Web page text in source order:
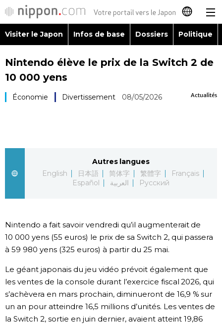
日本語
English
Русский
Visiter le Japon
Dossiers
Politique
Société
Culture
Gastronomie
Le japonais
Visiter le Japon Infos de base Dossiers Politique
Nintendo élève le prix de la Switch 2 de
10 000 yens
Actualités
Économie Divertissement 08/05/2026
Autres langues
English
日本語 简体字 繁體字
Français
Español
العربية Русский
Nintendo a fait savoir vendredi qu’il augmenterait de
10 000 yens (55 euros) le prix de sa Switch 2, qui passera
à 59 980 yens (325 euros) à partir du 25 mai.
Le géant japonais du jeu vidéo prévoit également que
les ventes de la console durant l’exercice fiscal 2026, qui
s’achèvera en mars prochain, diminueront de 16,9 % sur
un an pour atteindre 16,5 millions d’unités. Les ventes de
la Switch 2, sortie en juin dernier, avaient atteint 19,86